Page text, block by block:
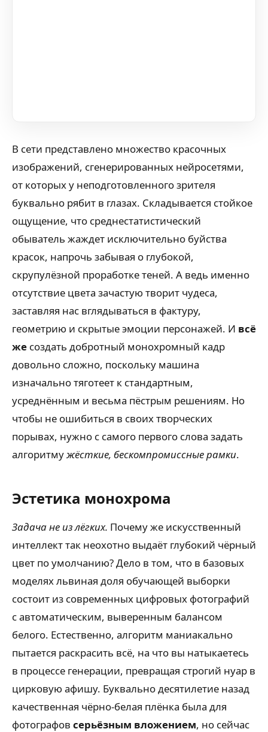
В сети представлено множество красочных
изображений, сгенерированных нейросетями,
от которых у неподготовленного зрителя
буквально рябит в глазах. Складывается стойкое
ощущение, что среднестатистический
обыватель жаждет исключительно буйства
красок, напрочь забывая о глубокой,
скрупулёзной проработке теней. А ведь именно
отсутствие цвета зачастую творит чудеса,
заставляя нас вглядываться в фактуру,
геометрию и скрытые эмоции персонажей. И всё
же создать добротный монохромный кадр
довольно сложно, поскольку машина
изначально тяготеет к стандартным,
усреднённым и весьма пёстрым решениям. Но
чтобы не ошибиться в своих творческих
порывах, нужно с самого первого слова задать
алгоритмужёсткие, бескомпромиссные рамки.
Эстетика монохрома
Задача не из лёгких. Почему же искусственный
интеллект так неохотно выдаёт глубокий чёрный
цвет по умолчанию? Дело в том, что в базовых
моделях львиная доля обучающей выборки
состоит из современных цифровых фотографий
с автоматическим, выверенным балансом
белого. Естественно, алгоритм маниакально
пытается раскрасить всё, на что вы натыкаетесь
в процессе генерации, превращая строгий нуар в
цирковую афишу. Буквально десятилетие назад
качественная чёрно-белая плёнка была для
фотографов серьёзным вложением, но сейчас